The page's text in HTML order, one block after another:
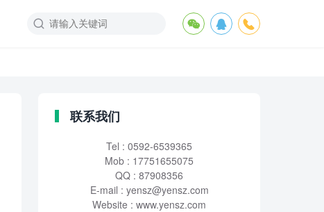
联系我们
Tel : 0592-6539365
Mob : 17751655075
QQ : 87908356
E-mail : yensz@yensz.com
Website : www.yensz.com